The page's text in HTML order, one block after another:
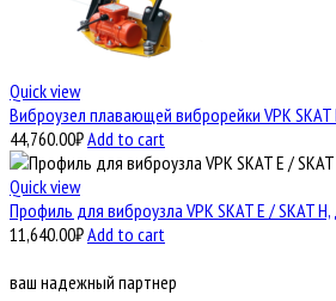
Quick view
Виброузел плавающей виброрейки VPK SKAT
44,760.00₽Add to cart
Quick view
Профиль для виброузла VPK SKAT E / SKAT
11,640.00₽Add to cart
ваш надежный партнер